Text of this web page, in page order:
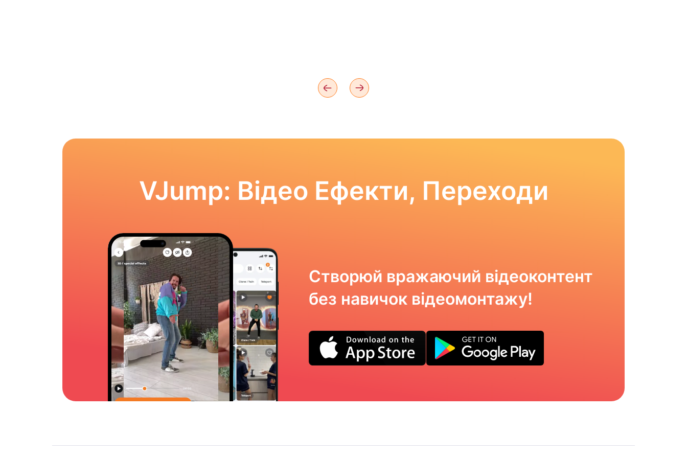
VJump: Відео Ефекти, Переходи
Створюй вражаючий відеоконтент
без навичок відеомонтажу!